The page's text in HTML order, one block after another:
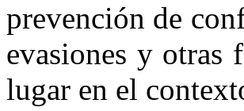
prevención de
evasiones y otras
lugar en el